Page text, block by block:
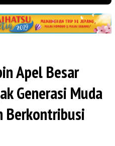
Apel Besar
Generasi Muda
Berkontribusi